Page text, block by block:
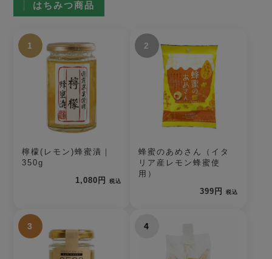
はちみつ商品
1
檸檬(レモン)蜂蜜漬｜
350g
1,080円
税込
2
蜂蜜のあめさん（イタ
リア産レモン蜂蜜使
用）
399円
税込
3 4